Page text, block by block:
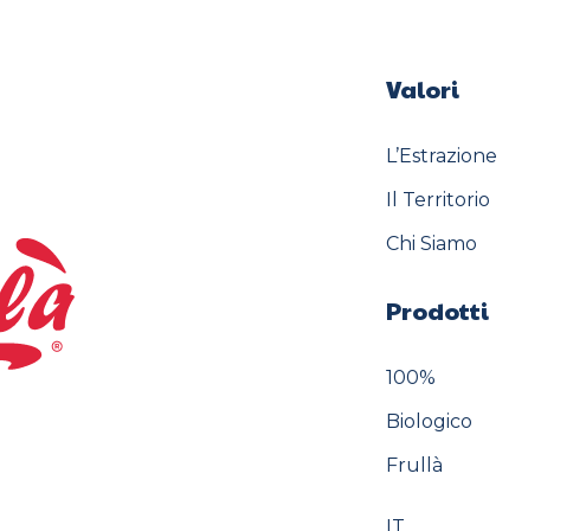
Valori
L’Estrazione
Il Territorio
Chi Siamo
Prodotti
100%
Biologico
Frullà